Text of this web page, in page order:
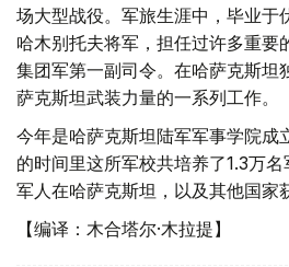
场大型战役。军旅生涯中，毕业于
哈木别托夫将军，担任过许多重要
集团军第一副司令。在哈萨克斯坦
萨克斯坦武装力量的一系列工作。
今年是哈萨克斯坦陆军军事学院成
的时间里这所军校共培养了1.3万
军人在哈萨克斯坦，以及其他国家
【编译：木合塔尔·木拉提】